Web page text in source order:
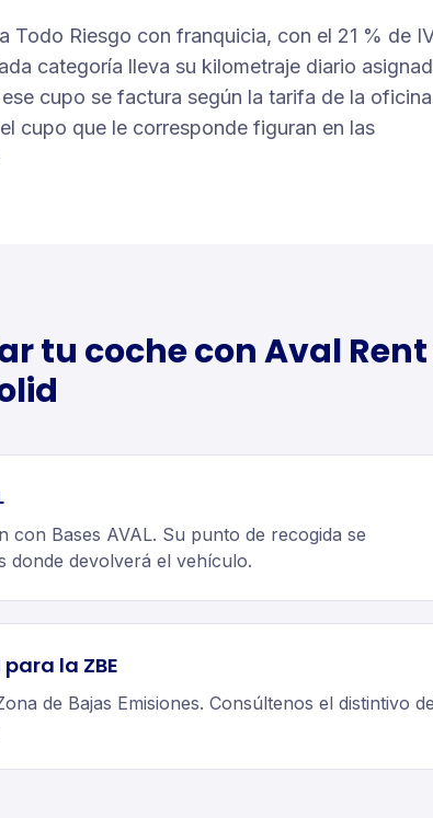
Todo Riesgo con franquicia, con el 21 % de
categoría lleva su kilometraje diario
cupo se factura según la tarifa de la
cupo que le corresponde figuran en las
tu cochecon Aval
con Bases AVAL. Su punto de recogida se
donde devolverá el vehículo.
la ZBE
de Bajas Emisiones. Consúltenos el distintivo